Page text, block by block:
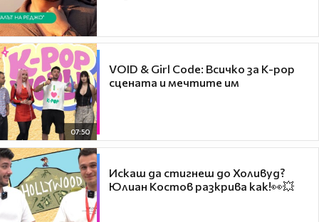
07:50
VOID & Girl Code: Всичко за K-pop
сцената и мечтите им
Искаш да стигнеш до Холивуд?
Юлиан Костов разкрива как!👀💥